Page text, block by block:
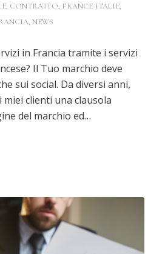
, CONTRATTO, FRANCE-ITALIE,
, NEWS
in Francia tramite i servizi
Il Tuo marchio deve
sui social. Da diversi anni,
clienti una clausola
del marchio ed…